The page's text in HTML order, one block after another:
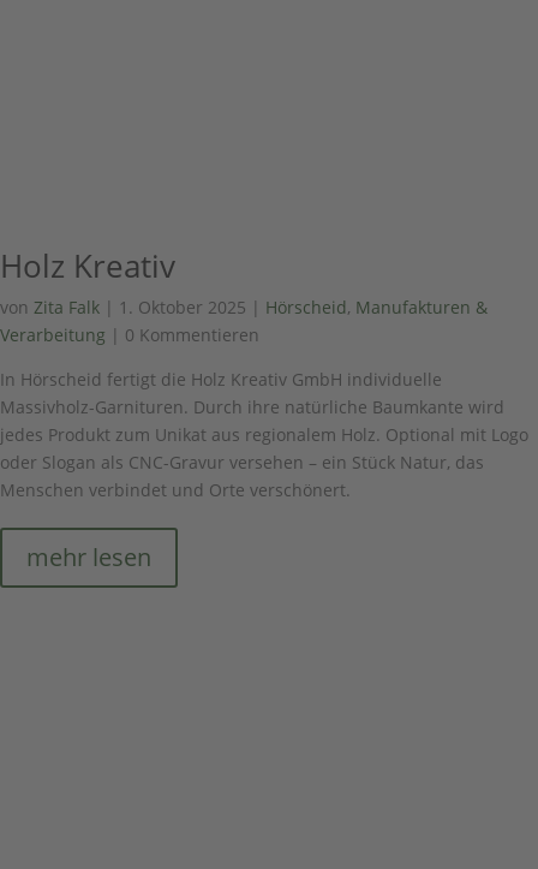
Holz Kreativ
von Zita Falk | 1. Oktober 2025 | Hörscheid, Manufakturen &
Verarbeitung | 0 Kommentieren
In Hörscheid fertigt die Holz Kreativ GmbH individuelle
Massivholz-Garnituren. Durch ihre natürliche Baumkante wird
jedes Produkt zum Unikat aus regionalem Holz. Optional mit Logo
oder Slogan als CNC-Gravur versehen – ein Stück Natur, das
Menschen verbindet und Orte verschönert.
mehr lesen